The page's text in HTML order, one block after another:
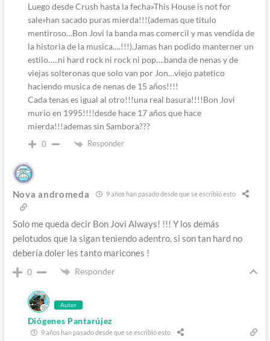
Luego desde Crush hasta la fecha»This House is not for
sale»han sacado puras mierda!!!(ademas que titulo
mentiroso…Bon Jovi la banda mas comercil y mas vendida de
la historia de la musica….!!!).Jamas han podido manterner un
estilo…..ni hard rock ni rock ni pop….banda de nenas y de
viejas solteronas que solo van por Jon…viejo patetico
haciendo musica de nenas de 15 años!!!!
Cada tenas es igual al otro!!!una real basura!!!!Bon Jovi
murio en 1995!!!!desde hace 17 años que hace
mierda!!!ademas sin Sambora???
0 Responder
Nova andromeda 9 años han pasado desde que se escribió esto
Solo me queda decir Bon Jovi Always! !!! Y los demás
pelotudos que la sigan teniendo adentro, si son tan hard no
debería doler les tanto maricones !
0 Responder
Autor
Diógenes Pantarújez
9 años han pasado desde que se escribió esto